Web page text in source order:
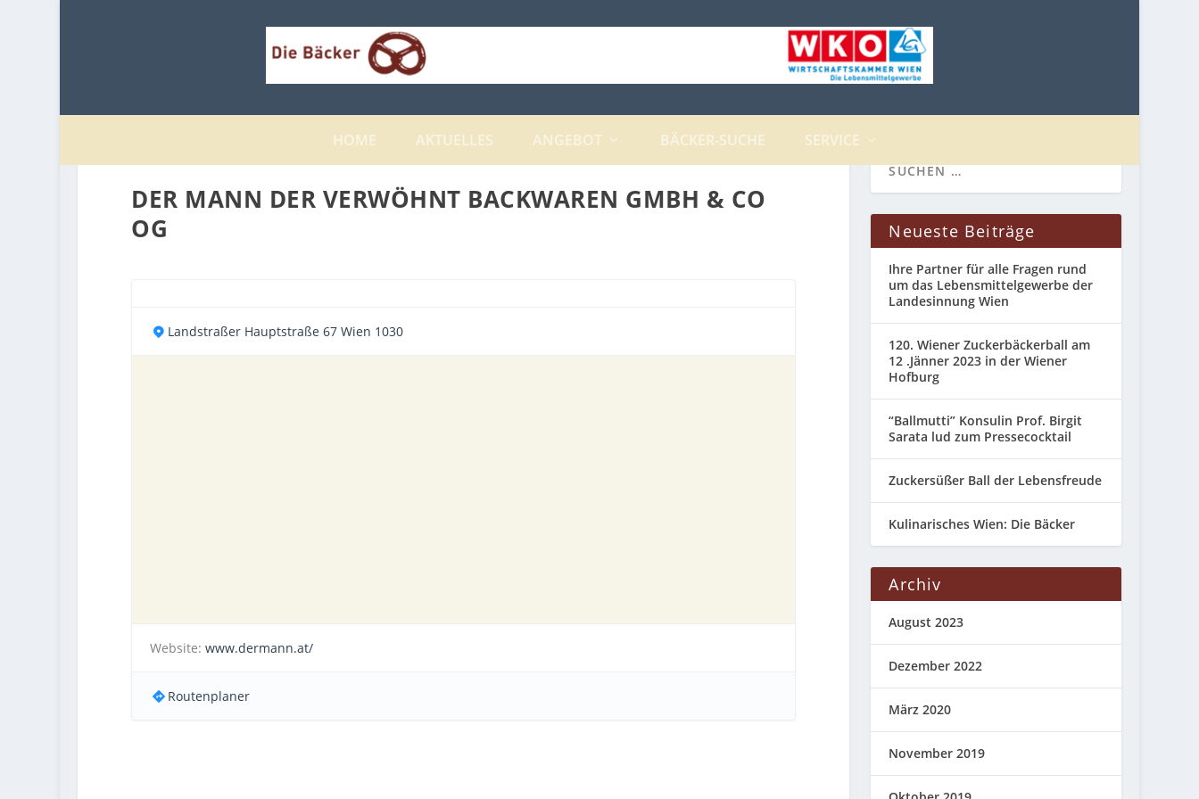
HOME AKTUELLES ANGEBOT BÄCKER-SUCHE SERVICE
DER MANN DER VERWÖHNT BACKWAREN GMBH & CO
OG
Landstraßer Hauptstraße 67 Wien 1030
Website:www.dermann.at/
Routenplaner
Neueste Beiträge
Ihre Partner für alle Fragen rund
um das Lebensmittelgewerbe der
Landesinnung Wien
120. Wiener Zuckerbäckerball am
12 .Jänner 2023 in der Wiener
Hofburg
“Ballmutti” Konsulin Prof. Birgit
Sarata lud zum Pressecocktail
Zuckersüßer Ball der Lebensfreude
Kulinarisches Wien: Die Bäcker
Archiv
August 2023
Dezember 2022
März 2020
November 2019